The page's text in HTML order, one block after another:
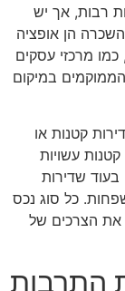
רבות, אך יש
הן אופציה
מרכזי עסקים
במיקום
קטנות או
עשויות
בעוד שדירות
כל סוג נכס
את הצרכים של
התרבות